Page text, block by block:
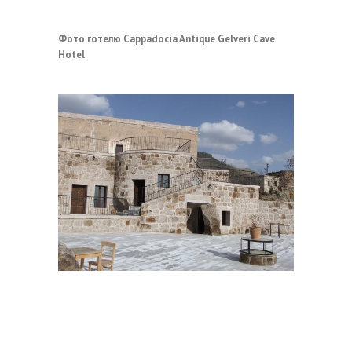
Фото готелю Cappadocia Antique Gelveri Cave
Hotel